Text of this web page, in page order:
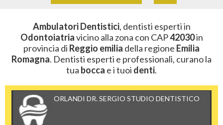
Ambulatori Dentistici, dentisti esperti in
Odontoiatriavicino alla zona con CAP42030in
provincia di Reggio emilia della regione Emilia
Romagna. Dentisti esperti e professionali, curano la
tua bocca e i tuoi denti.
ORLANDI DR. SERGIO STUDIO DENTISTICO